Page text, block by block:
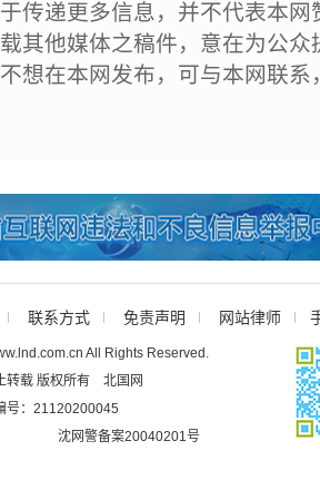
传递更多信息，并不代表本
其他媒体之稿件，意在为公
想在本网发布，可与本网联
联系方式 免责声明 网站律师
All Rights Reserved.
转载 版权所有 北国网
号：21120200045
沈网警备案20040201号